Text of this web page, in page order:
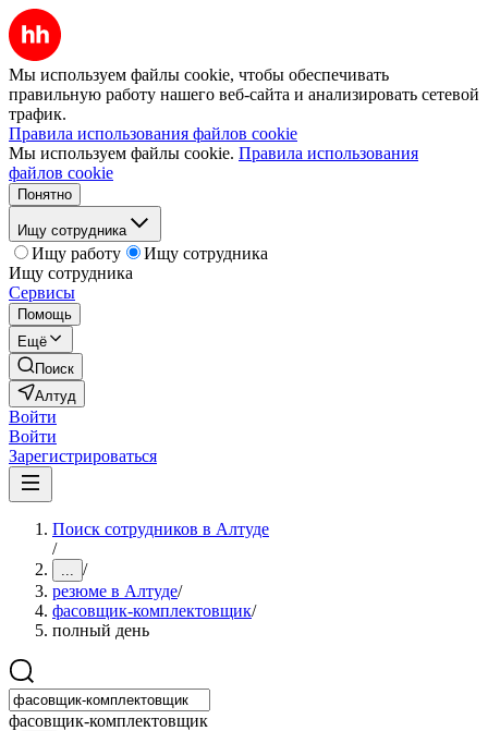
Мы используем файлы cookie, чтобы обеспечивать
правильную работу нашего веб-сайта и анализировать сетевой
трафик.
Правила использования файлов cookie
Мы используем файлы cookie. Правила использования
файлов cookie
Понятно
Ищу сотрудника
Ищу работу
Ищу сотрудника
Ищу сотрудника
Сервисы
Помощь
Ещё
Поиск
Алтуд
Войти
Войти
Зарегистрироваться
Поиск сотрудников в Алтуде
/
... /
резюме в Алтуде/
фасовщик-комплектовщик/
полный день
фасовщик-комплектовщик